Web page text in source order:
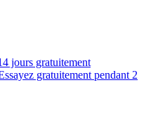
jours gratuitement
gratuitement pendant 2